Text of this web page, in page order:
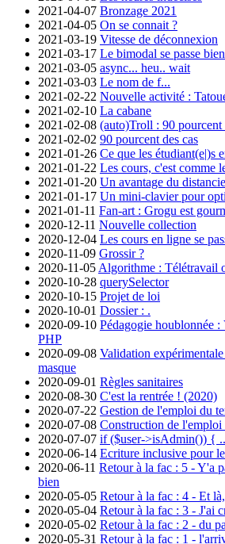
2021-04-07 Bronzage 2021
2021-04-05 On se connait ?
2021-03-19 Vitesse de déconnexion
2021-03-17 Le bimodal se passe
2021-03-05 async... heu.. wait
2021-03-03 Le nom de f...
2021-02-22 Nouvelle activité :
2021-02-10 La cabane
2021-02-08 (auto)Troll : 90 pourcent
2021-02-02 90 pourcent des cas
2021-01-26 Ce que les étudiant(e|)s
2021-01-22 Les cours, c'est comme
2021-01-20 Un avantage du
2021-01-17 Un mini-clavier pour
2021-01-11 Fan-art : Grogu est
2020-12-11 Nouvelle collection
2020-12-04 Les cours en ligne se
2020-11-09 Grossir ?
2020-11-05 Algorithme : Télétravail
2020-10-28 querySelector
2020-10-15 Projet de loi
2020-10-01 Dossier : .
2020-09-10 Pédagogie houblonnée
PHP
2020-09-08 Validation
masque
2020-09-01 Règles sanitaires
2020-08-30 C'est la rentrée ! (2020)
2020-07-22 Gestion de l'emploi du
2020-07-08 Construction de l'emploi
2020-07-07 if ($user->isAdmin()) {
2020-06-14 Ecriture inclusive pour
2020-06-11 Retour à la fac : 5 - Y'a
bien
2020-05-05 Retour à la fac : 4 - Et
2020-05-04 Retour à la fac : 3 - J'ai
2020-05-02 Retour à la fac : 2 - du
2020-05-31 Retour à la fac : 1 -